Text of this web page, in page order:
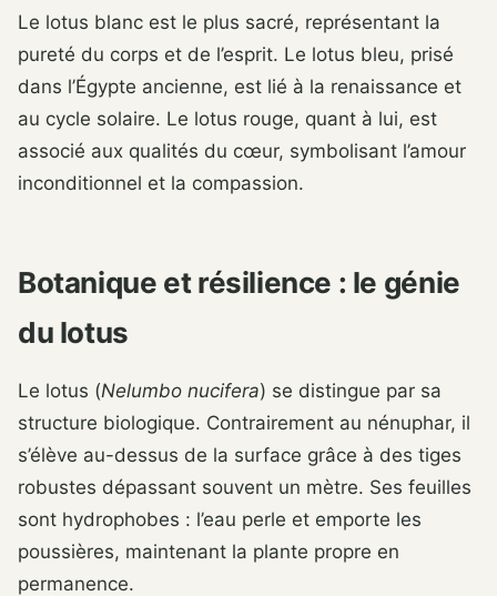
Le lotus blanc est le plus sacré, représentant la
pureté du corps et de l’esprit. Le lotus bleu, prisé
dans l’Égypte ancienne, est lié à la renaissance et
au cycle solaire. Le lotus rouge, quant à lui, est
associé aux qualités du cœur, symbolisant l’amour
inconditionnel et la compassion.
Botanique et résilience : le génie
du lotus
Le lotus (Nelumbo nucifera) se distingue par sa
structure biologique. Contrairement au nénuphar, il
s’élève au-dessus de la surface grâce à des tiges
robustes dépassant souvent un mètre. Ses feuilles
sont hydrophobes : l’eau perle et emporte les
poussières, maintenant la plante propre en
permanence.